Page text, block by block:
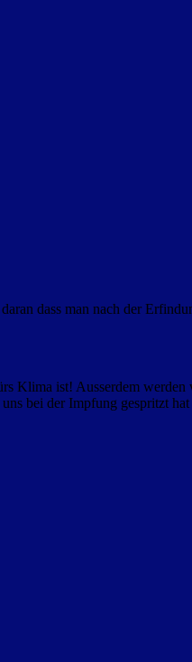
dass man nach der
Klima ist! Ausserdem
bei der Impfung gespritzt